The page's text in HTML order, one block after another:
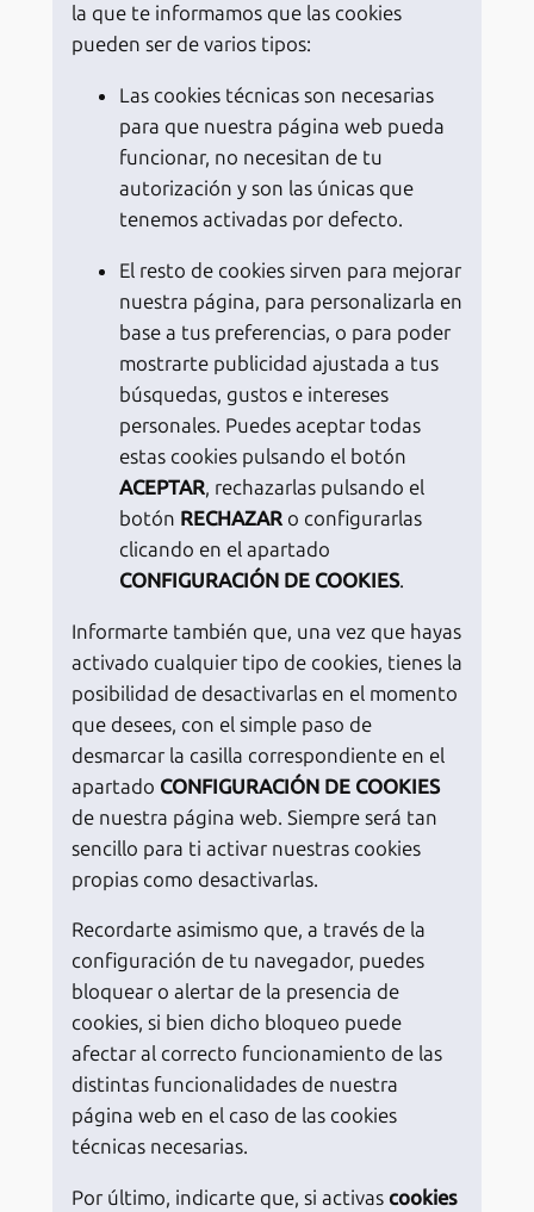
la que te informamos que las cookies
pueden ser de varios tipos:
Las cookies técnicas son necesarias
para que nuestra página web pueda
funcionar, no necesitan de tu
autorización y son las únicas que
tenemos activadas por defecto.
El resto de cookies sirven para mejorar
nuestra página, para personalizarla en
base a tus preferencias, o para poder
mostrarte publicidad ajustada a tus
búsquedas, gustos e intereses
personales. Puedes aceptar todas
estas cookies pulsando el botón
ACEPTAR, rechazarlas pulsando el
botón RECHAZARo configurarlas
clicando en el apartado
CONFIGURACIÓN DE COOKIES.
Informarte también que, una vez que hayas
activado cualquier tipo de cookies, tienes la
posibilidad de desactivarlas en el momento
que desees, con el simple paso de
desmarcar la casilla correspondiente en el
apartado CONFIGURACIÓN DE COOKIES
de nuestra página web. Siempre será tan
sencillo para ti activar nuestras cookies
propias como desactivarlas.
Recordarte asimismo que, a través de la
configuración de tu navegador, puedes
bloquear o alertar de la presencia de
cookies, si bien dicho bloqueo puede
afectar al correcto funcionamiento de las
distintas funcionalidades de nuestra
página web en el caso de las cookies
técnicas necesarias.
Por último, indicarte que, si activas cookies